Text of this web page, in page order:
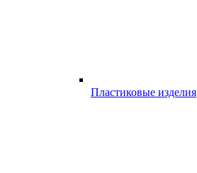
Пластиковые изделия